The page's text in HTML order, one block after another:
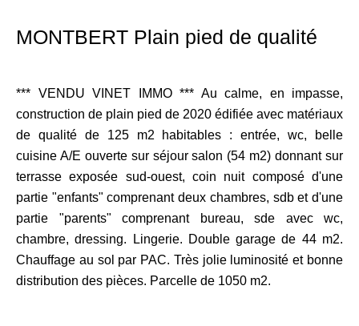
MONTBERT Plain pied de qualité
*** VENDU VINET IMMO *** Au calme, en impasse,
construction de plain pied de 2020 édifiée avec matériaux
de qualité de 125 m2 habitables : entrée, wc, belle
cuisine A/E ouverte sur séjour salon (54 m2) donnant sur
terrasse exposée sud-ouest, coin nuit composé d'une
partie "enfants" comprenant deux chambres, sdb et d'une
partie "parents" comprenant bureau, sde avec wc,
chambre, dressing. Lingerie. Double garage de 44 m2.
Chauffage au sol par PAC. Très jolie luminosité et bonne
distribution des pièces. Parcelle de 1050 m2.